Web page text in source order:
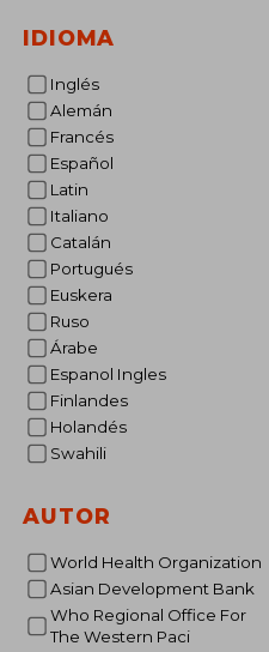
IDIOMA
Inglés
Alemán
Francés
Español
Latin
Italiano
Catalán
Portugués
Euskera
Ruso
Árabe
Espanol Ingles
Finlandes
Holandés
Swahili
AUTOR
World Health Organization
Asian Development Bank
Who Regional Office For
The Western Paci